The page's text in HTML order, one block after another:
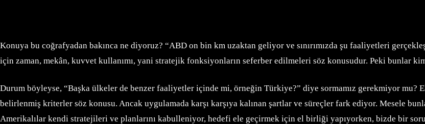
Konuya bu coğrafyadan bakınca ne diyoruz? “ABD on bin km uzaktan geliyor ve sınırımızda şu faaliyetleri
için zaman, mekân, kuvvet kullanımı, yani stratejik fonksiyonların seferber edilmeleri söz konusudur. Peki bunlar
Durum böyleyse, “Başka ülkeler de benzer faaliyetler içinde mi, örneğin Türkiye?” diye sormamız gerekmiyor mu?
belirlenmiş kriterler söz konusu. Ancak uygulamada karşı karşıya kalınan şartlar ve süreçler fark ediyor. Mesele
Amerikalılar kendi stratejileri ve planlarını kabulleniyor, hedefi ele geçirmek için el birliği yapıyorken, bizde bir